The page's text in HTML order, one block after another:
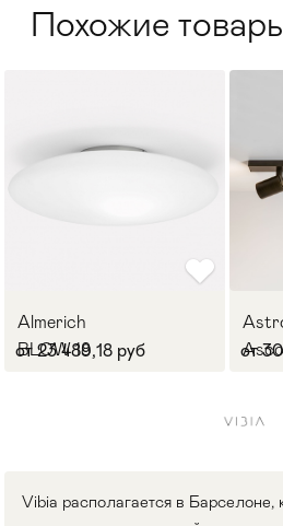
Похожие
Almerich
BLOW 18
от 23 489,18 руб от
Vibia располагается в Барселоне,